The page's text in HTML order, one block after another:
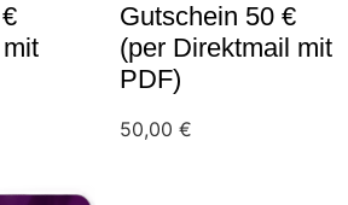
Gutschein 50 €
(per Direktmail mit
PDF)
50,00 €